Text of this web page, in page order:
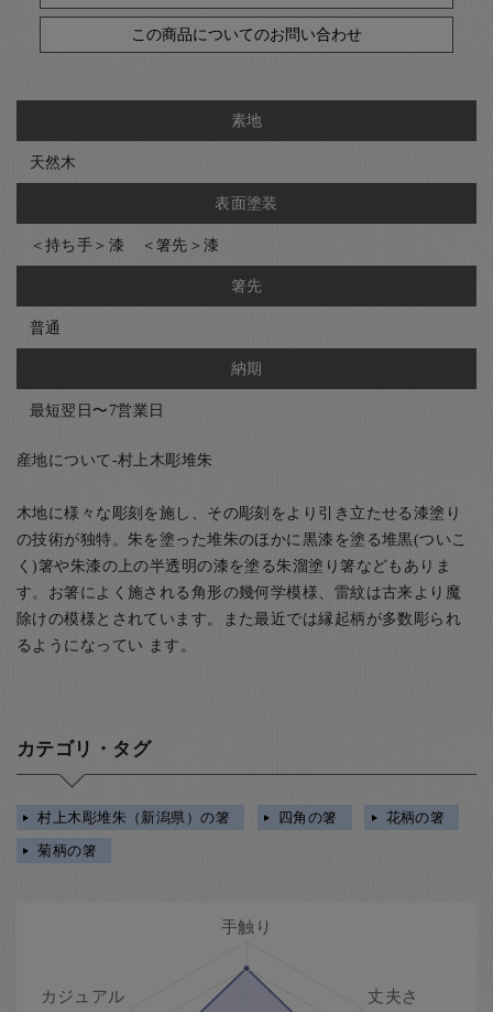
この商品についてのお問い合わせ
素地
天然木
表面塗装
＜持ち手＞漆 ＜箸先＞漆
箸先
普通
納期
最短翌日〜7営業日
産地について-村上木彫堆朱
木地に様々な彫刻を施し、その彫刻をより引き立たせる漆塗り
の技術が独特。朱を塗った堆朱のほかに黒漆を塗る堆黒(ついこ
く)箸や朱漆の上の半透明の漆を塗る朱溜塗り箸などもありま
す。お箸によく施される角形の幾何学模様、雷紋は古来より魔
除けの模様とされています。また最近では縁起柄が多数彫られ
るようになってい ます。
カテゴリ・タグ
村上木彫堆朱（新潟県）の箸 四角の箸
花柄の箸
菊柄の箸